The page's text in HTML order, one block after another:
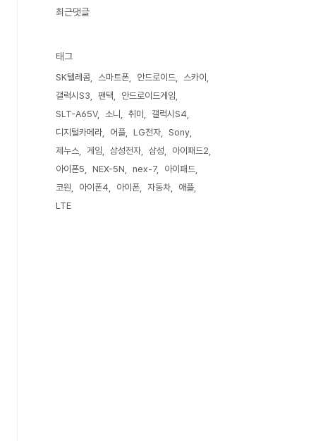
최근댓글
태그
SK텔레콤 스마트폰 안드로이드
스카이
갤럭시S3
팬택
안드로이드게임
SLT-A65V
소니 취미
갤럭시S4
디지털카메라
어플 LG전자
Sony
제누스
게임 삼성전자 삼성
아이패드2
아이폰5
NEX-5N nex-7
아이패드
코원
아이폰4 아이폰 자동차
애플
LTE